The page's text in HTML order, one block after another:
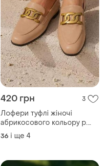
420 грн 3
Лофери туфлі жіночі
абрикосового кольору р.
36-40
36 і ще 4